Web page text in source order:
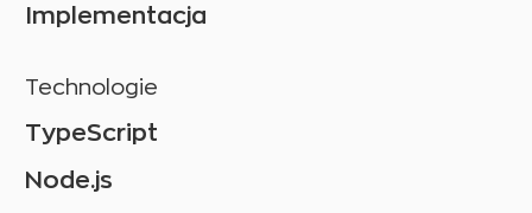
Implementacja
Technologie
TypeScript
Node.js